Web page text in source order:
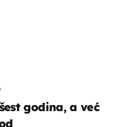
godina, a već